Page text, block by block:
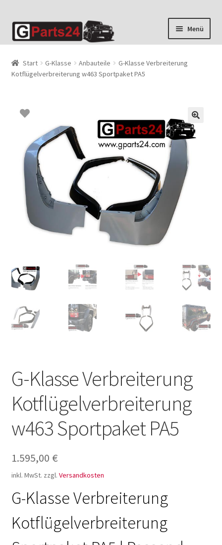
Zur
Navigation
Zum
Inhalt
Menü
Start G-Klasse Anbauteile
G-Klasse Verbreiterung
Kotflügelverbreiterung w463 Sportpaket PA5
🔍
G-Klasse Verbreiterung
Kotflügelverbreiterung
w463 Sportpaket PA5
1.595,00 €
inkl. MwSt. zzgl. Versandkosten
G-Klasse Verbreiterung
Kotflügelverbreiterung